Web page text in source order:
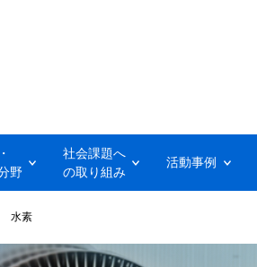
野
社会課題へ
の取り組み​
活動事例
水素